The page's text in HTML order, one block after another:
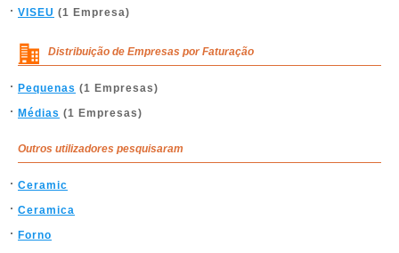
VISEU (1 Empresa)
Distribuição de Empresas por Faturação
Pequenas (1 Empresas)
Médias (1 Empresas)
Outros utilizadores pesquisaram
Ceramic
Ceramica
Forno